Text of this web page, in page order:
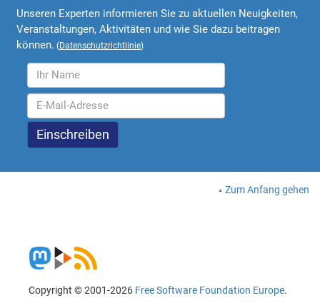
Unseren Experten informieren Sie zu aktuellen Neuigkeiten,
Veranstaltungen, Aktivitäten und wie Sie dazu beitragen
können. (Datenschutzrichtlinie)
Zum Anfang gehen
Copyright © 2001-2026 Free Software Foundation Europe.